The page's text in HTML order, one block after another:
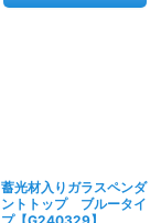
蓄光材入りガラスペンダ
ントトップ ブルータイ